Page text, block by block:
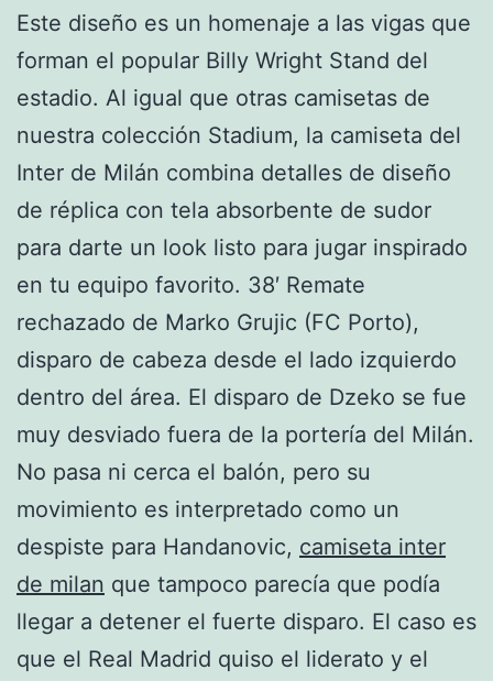
Este diseño es un homenaje a las vigas que
forman el popular Billy Wright Stand del
estadio. Al igual que otras camisetas de
nuestra colección Stadium, la camiseta del
Inter de Milán combina detalles de diseño
de réplica con tela absorbente de sudor
para darte un look listo para jugar inspirado
en tu equipo favorito. 38′ Remate
rechazado de Marko Grujic (FC Porto),
disparo de cabeza desde el lado izquierdo
dentro del área. El disparo de Dzeko se fue
muy desviado fuera de la portería del Milán.
No pasa ni cerca el balón, pero su
movimiento es interpretado como un
despiste para Handanovic, camiseta inter
de milan que tampoco parecía que podía
llegar a detener el fuerte disparo. El caso es
que el Real Madrid quiso el liderato y el